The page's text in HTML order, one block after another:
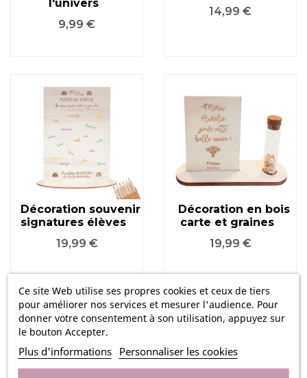
Ce site Web utilise ses propres cookies et ceux de tiers
pour améliorer nos services et mesurer l'audience. Pour
donner votre consentement à son utilisation, appuyez sur
le bouton Accepter.
Plus d'informations Personnaliser les cookies
l'univers
Prix
9,99 €
Prix
14,99 €
Décoration souvenir
signatures élèves
Prix
19,99 €
Décoration en bois
carte et graines
Prix
19,99 €